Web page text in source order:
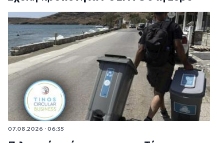
07.08.2026 · 06:35